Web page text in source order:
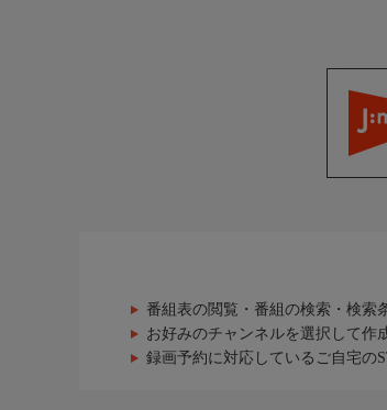
番組表の閲覧・番組の検索・検索
お好みのチャンネルを選択して作
録画予約に対応しているご自宅の